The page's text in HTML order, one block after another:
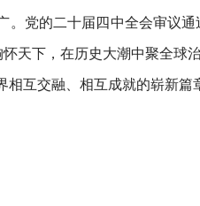
。党的二十届四中全会审议
怀天下，在历史大潮中聚全
互交融、相互成就的崭新篇